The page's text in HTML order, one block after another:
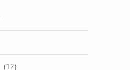
(12)